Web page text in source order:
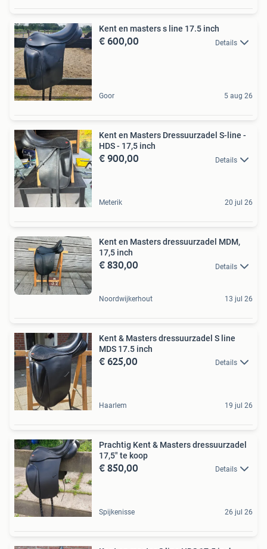
Kent en masters s line 17.5 inch
€ 600,00 Details
Goor 5 aug 26
Kent en Masters Dressuurzadel S-line -
HDS - 17,5 inch
€ 900,00 Details
Meterik 20 jul 26
Kent en Masters dressuurzadel MDM,
17,5 inch
€ 830,00 Details
Noordwijkerhout 13 jul 26
Kent & Masters dressuurzadel S line
MDS 17.5 inch
€ 625,00 Details
Haarlem 19 jul 26
Prachtig Kent & Masters dressuurzadel
17,5" te koop
€ 850,00 Details
Spijkenisse 26 jul 26